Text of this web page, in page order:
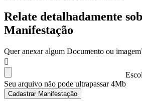
Relate detalhadamente
Manifestação
Quer anexar algum Documento ou
Seu arquivo não pode ultrapassar 4Mb
Cadastrar Manifestação